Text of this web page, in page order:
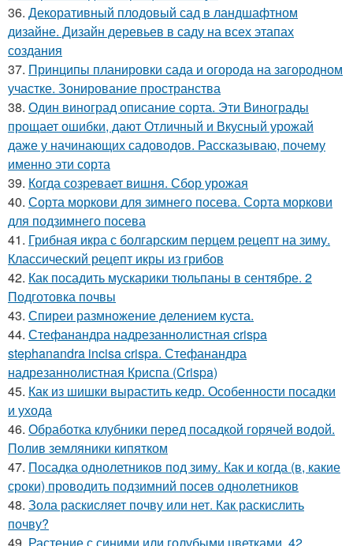
36. Декоративный плодовый сад в ландшафтном
дизайне. Дизайн деревьев в саду на всех этапах
создания
37. Принципы планировки сада и огорода на загородном
участке. Зонирование пространства
38. Один виноград описание сорта. Эти Винограды
прощает ошибки, дают Отличный и Вкусный урожай
даже у начинающих садоводов. Рассказываю, почему
именно эти сорта
39. Когда созревает вишня. Сбор урожая
40. Сорта моркови для зимнего посева. Сорта моркови
для подзимнего посева
41. Грибная икра с болгарским перцем рецепт на зиму.
Классический рецепт икры из грибов
42. Как посадить мускарики тюльпаны в сентябре. 2
Подготовка почвы
43. Спиреи размножение делением куста.
44. Стефанандра надрезаннолистная crispa
stephanandra incisa crispa. Стефанандра
надрезаннолистная Криспа (Crispa)
45. Как из шишки вырастить кедр. Особенности посадки
и ухода
46. Обработка клубники перед посадкой горячей водой.
Полив земляники кипятком
47. Посадка однолетников под зиму. Как и когда (в, какие
сроки) проводить подзимний посев однолетников
48. Зола раскисляет почву или нет. Как раскислить
почву?